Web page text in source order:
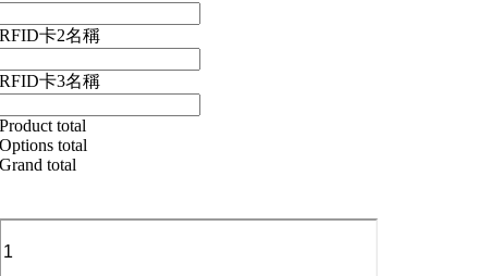
RFID卡2名稱
RFID卡3名稱
Product total
Options total
Grand total